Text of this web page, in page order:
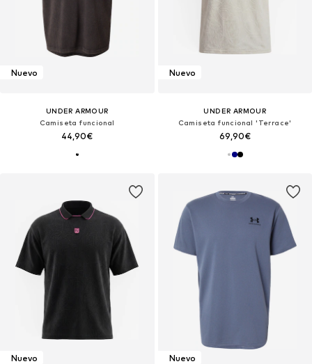
Nuevo
UNDER ARMOUR
Camiseta funcional
44,90€
Nuevo
UNDER ARMOUR
Camiseta funcional 'Terrace'
69,90€
Nuevo Nuevo